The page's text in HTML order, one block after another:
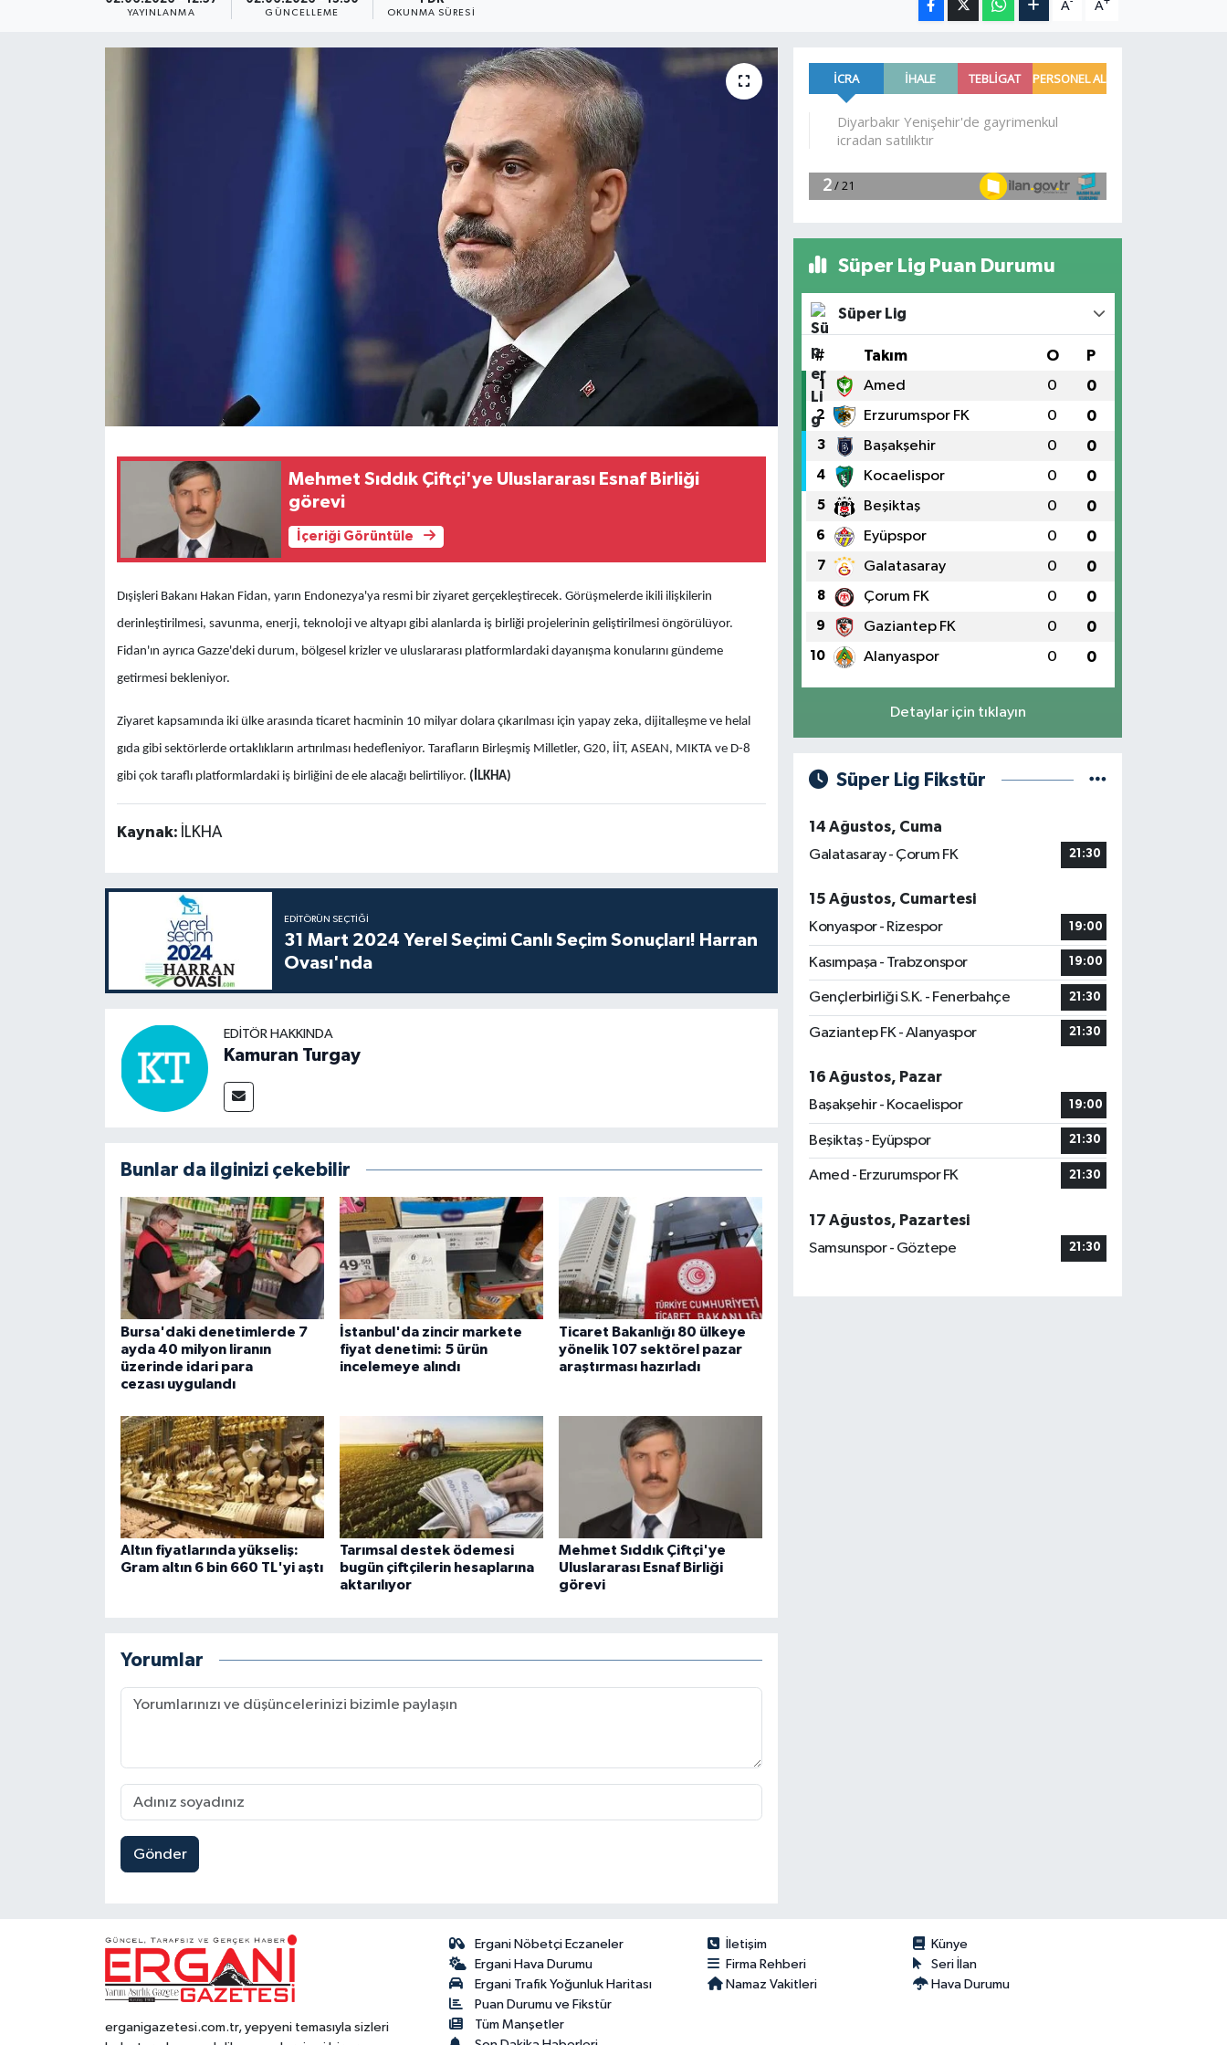
YAYINLANMA GÜNCELLEME OKUNMA SÜRESI
A A
Mehmet Sıddık Çiftçi'ye Uluslararası Esnaf Birliği
görevi
İçeriği Görüntüle
Dışişleri Bakanı Hakan Fidan, yarın Endonezya'ya resmi bir ziyaret gerçekleştirecek. Görüşmelerde ikili ilişkilerin
derinleştirilmesi, savunma, enerji, teknoloji ve altyapı gibi alanlarda iş birliği projelerinin geliştirilmesi öngörülüyor.
Fidan'ın ayrıca Gazze'deki durum, bölgesel krizler ve uluslararası platformlardaki dayanışma konularını gündeme
getirmesi bekleniyor.
Ziyaret kapsamında iki ülke arasında ticaret hacminin 10 milyar dolara çıkarılması için yapay zeka, dijitalleşme ve helal
gıda gibi sektörlerde ortaklıkların artırılması hedefleniyor. Tarafların Birleşmiş Milletler, G20, İİT, ASEAN, MIKTA ve D-8
gibi çok taraflı platformlardaki iş birliğini de ele alacağı belirtiliyor. (İLKHA)
Kaynak: İLKHA
EDITÖRÜN SEÇTIĞI
31 Mart 2024 Yerel Seçimi Canlı Seçim Sonuçları! Harran
Ovası'nda
EDITÖR HAKKINDA
Kamuran Turgay
Bunlar da ilginizi çekebilir
Bursa'daki denetimlerde 7
ayda 40 milyon liranın
üzerinde idari para
cezası uygulandı
İstanbul'da zincir markete
fiyat denetimi: 5 ürün
incelemeye alındı
Ticaret Bakanlığı 80 ülkeye
yönelik 107 sektörel pazar
araştırması hazırladı
Altın fiyatlarında yükseliş:
Gram altın 6 bin 660 TL'yi aştı
Tarımsal destek ödemesi
bugün çiftçilerin hesaplarına
aktarılıyor
Mehmet Sıddık Çiftçi'ye
Uluslararası Esnaf Birliği
görevi
Yorumlar
Gönder
Süper Lig Puan Durumu
Süper Lig
# Takım O P
1 Amed 0 0
2 Erzurumspor FK 0 0
3 Başakşehir 0 0
4 Kocaelispor 0 0
5 Beşiktaş 0 0
6 Eyüpspor 0 0
7 Galatasaray 0 0
8 Çorum FK 0 0
9 Gaziantep FK 0 0
10 Alanyaspor 0 0
Detaylar için tıklayın
Süper Lig Fikstür
14 Ağustos, Cuma
Galatasaray - Çorum FK
21:30
15 Ağustos, Cumartesi
Konyaspor - Rizespor
19:00
Kasımpaşa - Trabzonspor 19:00
Gençlerbirliği S.K. - Fenerbahçe 21:30
Gaziantep FK - Alanyaspor 21:30
16 Ağustos, Pazar
Başakşehir - Kocaelispor
19:00
Beşiktaş - Eyüpspor 21:30
Amed - Erzurumspor FK 21:30
17 Ağustos, Pazartesi
Samsunspor - Göztepe
21:30
erganigazetesi.com.tr, yepyeni temasıyla sizleri
Ergani Nöbetçi Eczaneler
Ergani Hava Durumu
Ergani Trafik Yoğunluk Haritası
Puan Durumu ve Fikstür
Tüm Manşetler
İletişim
Künye
Firma Rehberi
Seri İlan
Namaz Vakitleri
Hava Durumu